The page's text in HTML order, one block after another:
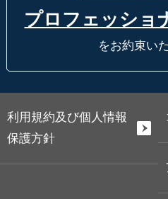
プロフェッショ
をお約束い
利用規約及び個人情報
保護方針